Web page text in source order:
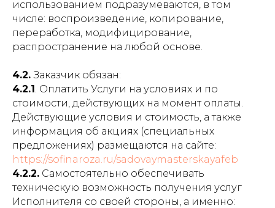
использованием подразумеваются, в том
числе: воспроизведение, копирование,
переработка, модифицирование,
распространение на любой основе.
4.2.Заказчик обязан:
4.2.1. Оплатить Услуги на условиях и по
стоимости, действующих на момент оплаты.
Действующие условия и стоимость, а также
информация об акциях (специальных
предложениях) размещаются на сайте:
https://sofinaroza.ru/sadovaymasterskayafeb
4.2.2. Самостоятельно обеспечивать
техническую возможность получения услуг
Исполнителя со своей стороны, а именно: